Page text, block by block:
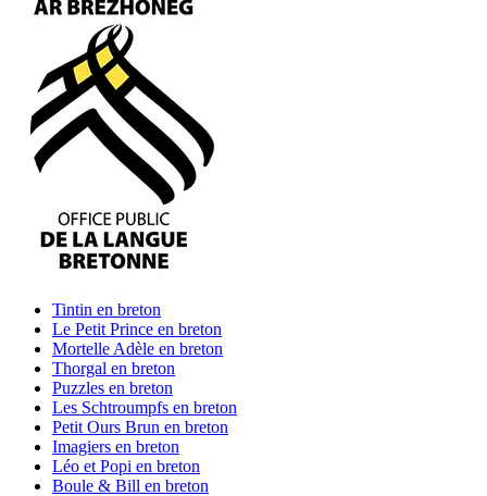
Tintin en breton
Le Petit Prince en breton
Mortelle Adèle en breton
Thorgal en breton
Puzzles en breton
Les Schtroumpfs en breton
Petit Ours Brun en breton
Imagiers en breton
Léo et Popi en breton
Boule & Bill en breton